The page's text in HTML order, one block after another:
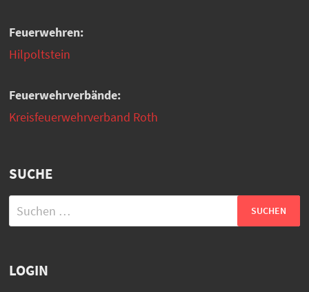
Feuerwehren:
Hilpoltstein
Feuerwehrverbände:
Kreisfeuerwehrverband Roth
SUCHE
Suchen
nach:
LOGIN